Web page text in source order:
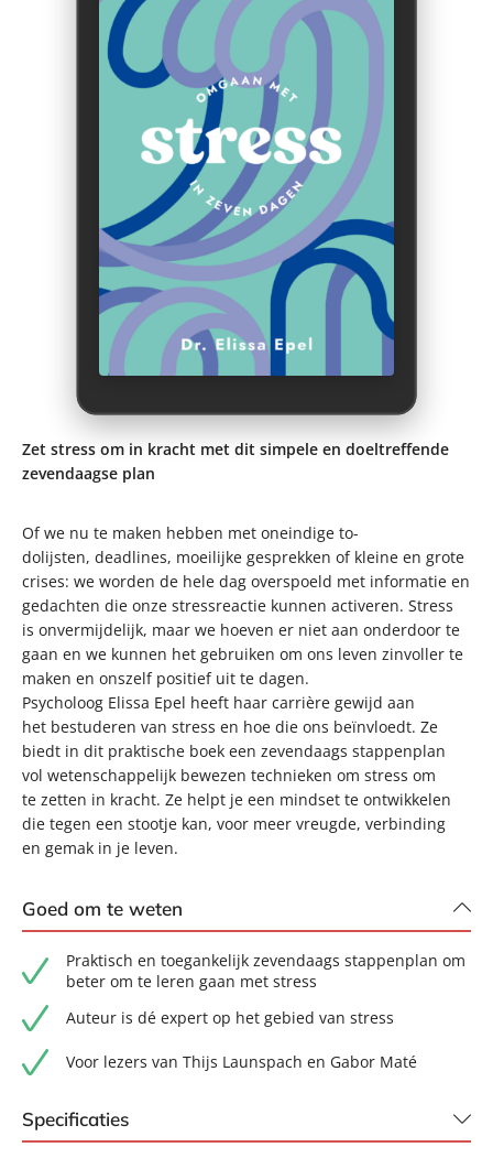
Zet stress om in kracht met dit simpele en doeltreffende
zevendaagse plan
Of we nu te maken hebben met oneindige to-
dolijsten, deadlines, moeilijke gesprekken of kleine en grote
crises: we worden de hele dag overspoeld met informatie en
gedachten die onze stressreactie kunnen activeren. Stress
is onvermijdelijk, maar we hoeven er niet aan onderdoor te
gaan en we kunnen het gebruiken om ons leven zinvoller te
maken en onszelf positief uit te dagen.
Psycholoog Elissa Epel heeft haar carrière gewijd aan
het bestuderen van stress en hoe die ons beïnvloedt. Ze
biedt in dit praktische boek een zevendaags stappenplan
vol wetenschappelijk bewezen technieken om stress om
te zetten in kracht. Ze helpt je een mindset te ontwikkelen
die tegen een stootje kan, voor meer vreugde, verbinding
en gemak in je leven.
Goed om te weten
Praktisch en toegankelijk zevendaags stappenplan om
beter om te leren gaan met stress
Auteur is dé expert op het gebied van stress
Voor lezers van Thijs Launspach en Gabor Maté
Specificaties